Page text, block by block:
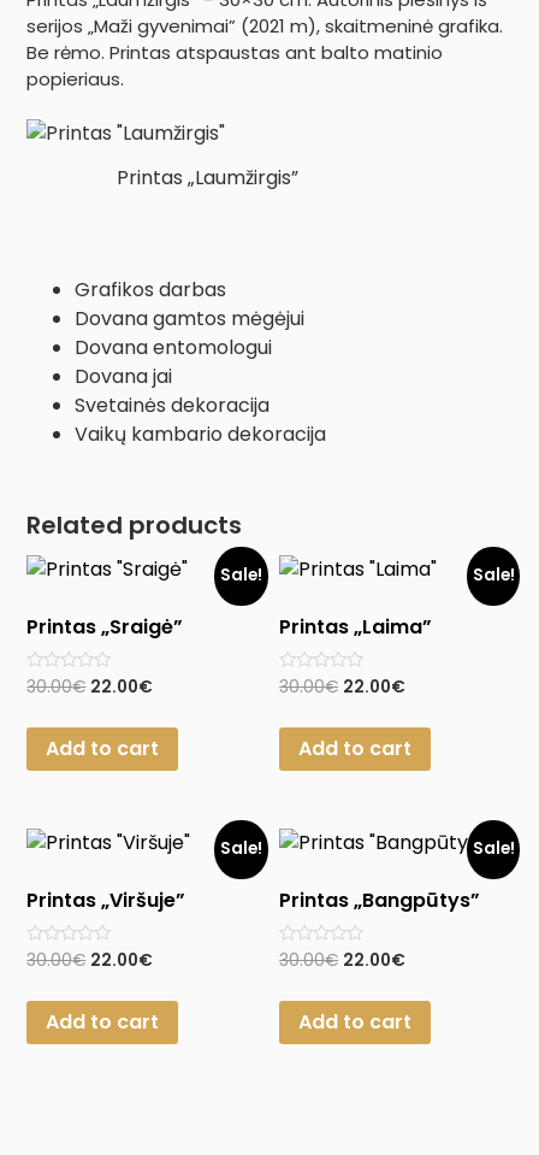
serijos „Maži gyvenimai” (2021 m), skaitmeninė grafika.
Be rėmo. Printas atspaustas ant balto matinio
popieriaus.
Printas „Laumžirgis”
Grafikos darbas
Dovana gamtos mėgėjui
Dovana entomologui
Dovana jai
Svetainės dekoracija
Vaikų kambario dekoracija
Related products
Sale!
Printas „Sraigė”
Rated
of
30.00€ 22.00€
Add to cart
Sale!
Printas „Laima”
Rated
of
30.00€ 22.00€
Add to cart
Sale!
Printas „Viršuje”
Rated
of
30.00€ 22.00€
Add to cart
Sale!
Printas „Bangpūtys”
Rated
of
30.00€ 22.00€
Add to cart